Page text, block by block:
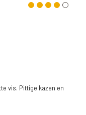
vis. Pittige kazen en